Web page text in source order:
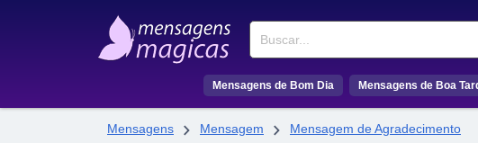
Buscar
Mensagens de Bom Dia Mensagens de Boa
Mensagens  Mensagem  Mensagem de Agradecimento